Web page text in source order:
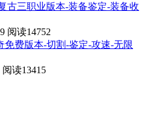
古三职业版本-装备鉴定-装备收
阅读14752
免费版本-切割-鉴定-攻速-无限
阅读13415